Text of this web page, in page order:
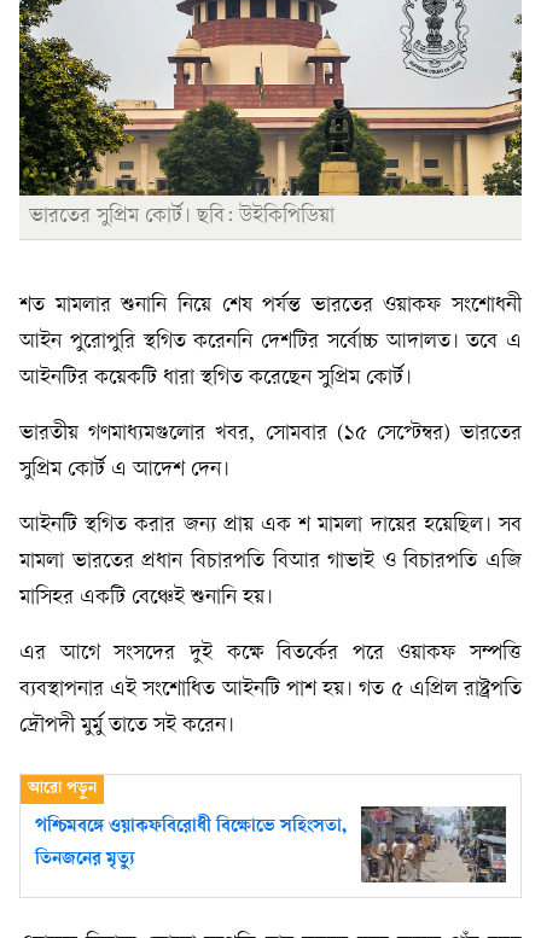
ভারতের সুপ্রিম কোর্ট। ছবি: উইকিপিডিয়া
শত মামলার শুনানি নিয়ে শেষ পর্যন্ত ভারতের ওয়াকফ সংশোধনী
আইন পুরোপুরি স্থগিত করেননি দেশটির সর্বোচ্চ আদালত। তবে এ
আইনটির কয়েকটি ধারা স্থগিত করেছেন সুপ্রিম কোর্ট।
ভারতীয় গণমাধ্যমগুলোর খবর, সোমবার (১৫ সেপ্টেম্বর) ভারতের
সুপ্রিম কোর্ট এ আদেশ দেন।
আইনটি স্থগিত করার জন্য প্রায় এক শ মামলা দায়ের হয়েছিল। সব
মামলা ভারতের প্রধান বিচারপতি বিআর গাভাই ও বিচারপতি এজি
মাসিহর একটি বেঞ্চেই শুনানি হয়।
এর আগে সংসদের দুই কক্ষে বিতর্কের পরে ওয়াকফ সম্পত্তি
ব্যবস্থাপনার এই সংশোধিত আইনটি পাশ হয়। গত ৫ এপ্রিল রাষ্ট্রপতি
দ্রৌপদী মুর্মু তাতে সই করেন।
পশ্চিমবঙ্গে ওয়াকফবিরোধী বিক্ষোভে সহিংসতা,
তিনজনের মৃত্যু